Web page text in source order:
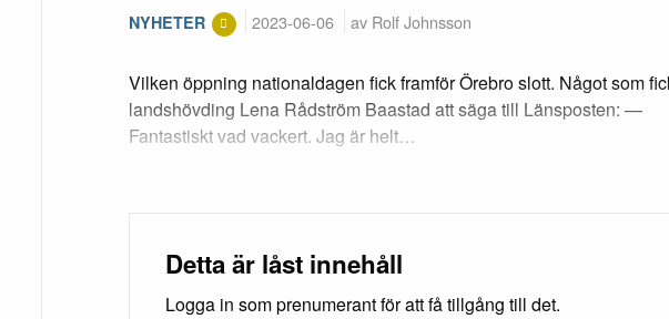
NYHETER 2023-06-06 av Rolf Johnsson
Vilken öppning nationaldagen fick framför Örebro slott. Något som
landshövding Lena Rådström Baastad att säga till Länsposten: —
Fantastiskt vad vackert. Jag är helt…
Detta är låst innehåll
Logga in som prenumerant för att få tillgång till det.